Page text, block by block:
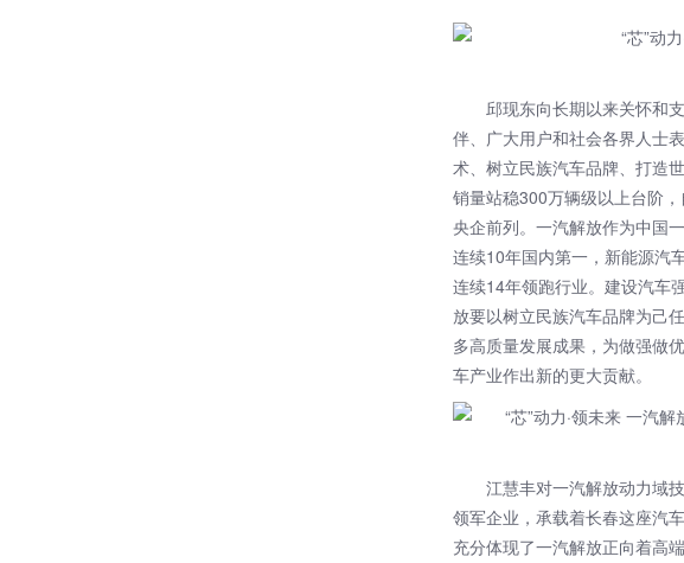
邱现东向长期以来关怀和
伴、广大用户和社会各界人士
术、树立民族汽车品牌、打造
销量站稳300万辆级以上台阶
央企前列。一汽解放作为中国
连续10年国内第一，新能源汽
连续14年领跑行业。建设汽车
放要以树立民族汽车品牌为己
多高质量发展成果，为做强做
车产业作出新的更大贡献。
江慧丰对一汽解放动力域
领军企业，承载着长春这座汽
充分体现了一汽解放正向着高